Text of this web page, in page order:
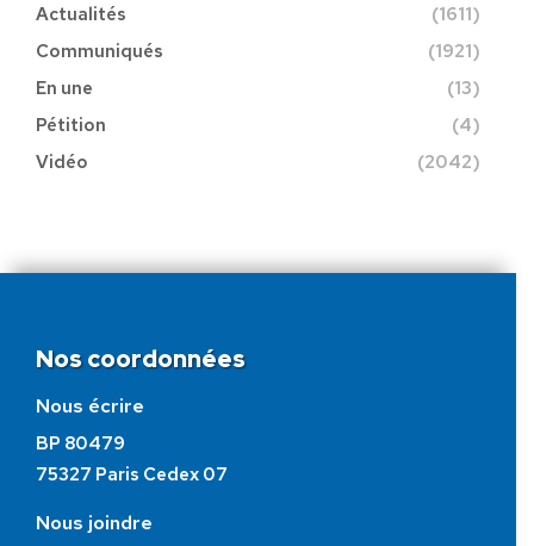
Actualités
(1611)
Communiqués
(1921)
En une
(13)
Pétition
(4)
Vidéo
(2042)
Nos coordonnées
Nous écrire
BP 80479
75327 Paris Cedex 07
Nous joindre